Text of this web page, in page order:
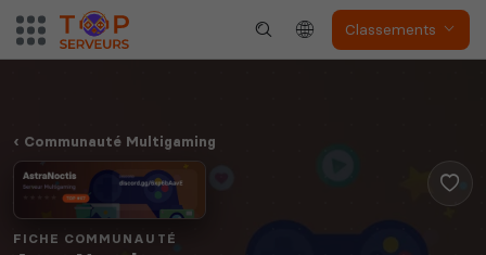
Classements
Communauté Multigaming
FICHE COMMUNAUTÉ